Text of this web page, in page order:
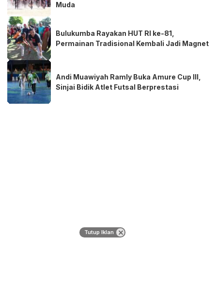
Muda
Bulukumba Rayakan HUT RI ke-81,
Permainan Tradisional Kembali Jadi Magnet
Andi Muawiyah Ramly Buka Amure Cup III,
Sinjai Bidik Atlet Futsal Berprestasi
Tutup Iklan